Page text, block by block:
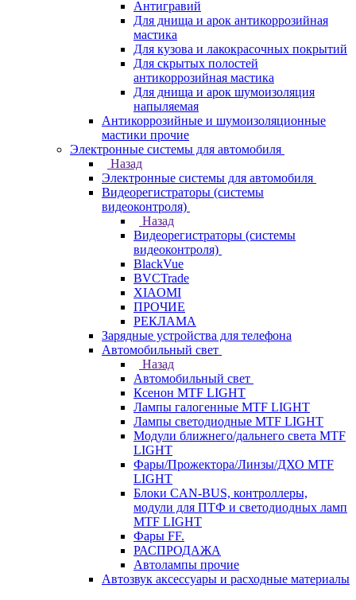
Антигравий
Для днища и арок антикоррозийная
мастика
Для кузова и лакокрасочных покрытий
Для скрытых полостей
антикоррозийная мастика
Для днища и арок шумоизоляция
напыляемая
Антикоррозийные и шумоизоляционные
мастики прочие
Электронные системы для автомобиля
Назад
Электронные системы для автомобиля
Видеорегистраторы (системы
видеоконтроля)
Назад
Видеорегистраторы (системы
видеоконтроля)
BlackVue
BVCTrade
XIAOMI
ПРОЧИЕ
РЕКЛАМА
Зарядные устройства для телефона
Автомобильный свет
Назад
Автомобильный свет
Ксенон MTF LIGHT
Лампы галогенные MTF LIGHT
Лампы светодиодные MTF LIGHT
Модули ближнего/дальнего света MTF
LIGHT
Фары/Прожектора/Линзы/ДХО MTF
LIGHT
Блоки CAN-BUS, контроллеры,
модули для ПТФ и светодиодных ламп
MTF LIGHT
Фары FF.
РАСПРОДАЖА
Автолампы прочие
Автозвук аксессуары и расходные материалы